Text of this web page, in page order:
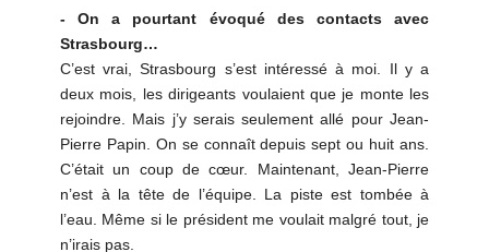
- On a pourtant évoqué des contacts avec
Strasbourg…
C’est vrai, Strasbourg s’est intéressé à moi. Il y a
deux mois, les dirigeants voulaient que je monte les
rejoindre. Mais j’y serais seulement allé pour Jean-
Pierre Papin. On se connaît depuis sept ou huit ans.
C’était un coup de cœur. Maintenant, Jean-Pierre
n’est à la tête de l’équipe. La piste est tombée à
l’eau. Même si le président me voulait malgré tout, je
n’irais pas.